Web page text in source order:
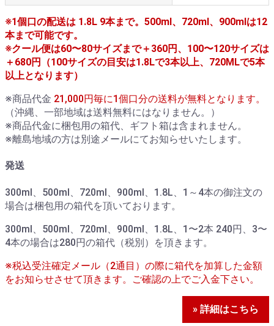
※1個口の配送は 1.8L 9本まで。500ml、720ml、900mlは12
本まで可能です。
※クール便は60〜80サイズまで＋360円、100〜120サイズは
＋680円（100サイズの目安は1.8Lで3本以上、720MLで5本
以上となります）
※商品代金 21,000円毎に1個口分の送料が無料となります。
（沖縄、一部地域は送料無料にはなりません。）
※商品代金に梱包用の箱代、ギフト箱は含まれません。
※離島地域の方は別途メールにてお知らせいたします。
発送
300ml、500ml、720ml、900ml、1.8L、1～4本の御注文の
場合は梱包用の箱代を頂いております。
300ml、500ml、720ml、900ml、1.8L、1〜2本 240円、3〜
4本の場合は280円の箱代（税別）を頂きます。
※税込受注確定メール（2通目）の際に箱代を加算した金額
をお知らせさせて頂きます。ご確認の上でご入金下さい。
» 詳細はこちら